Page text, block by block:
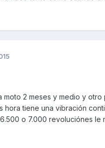
moto 2 meses y medio y
hora tiene una vibración
o 7.000 revoluciónes le